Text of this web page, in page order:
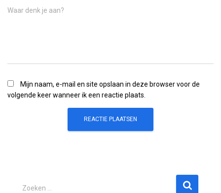
Waar denk je aan?
Mijn naam, e-mail en site opslaan in deze browser voor de
volgende keer wanneer ik een reactie plaats.
Z
Zoeken …